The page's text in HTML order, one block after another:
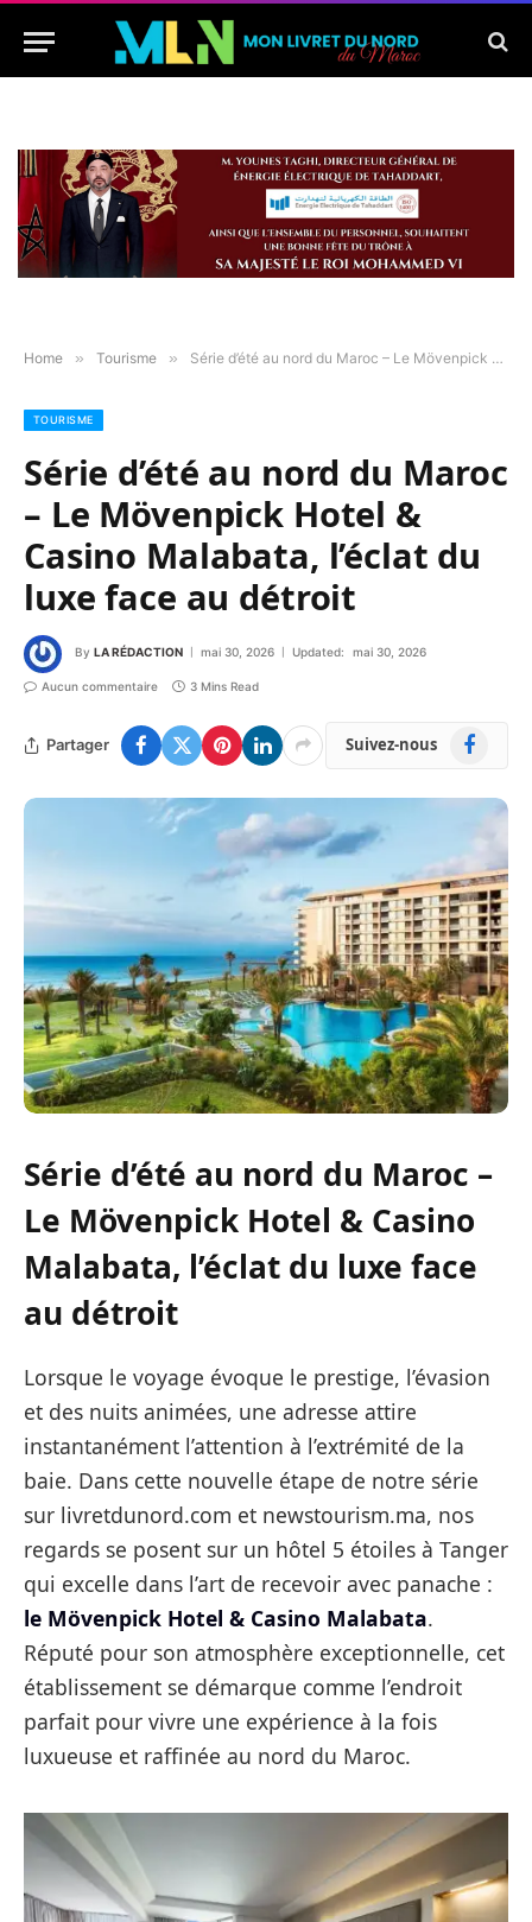
Home » Tourisme » Série d’été au nord du Maroc – Le Mövenpick Hotel & Casino Malabata, l’éclat du luxe face au détroit
TOURISME
Série d’été au nord du Maroc
– Le Mövenpick Hotel &
Casino Malabata, l’éclat du
luxe face au détroit
By LA RÉDACTION mai 30, 2026 Updated: mai 30, 2026
Aucun commentaire 3 Mins Read
Partager Suivez-nous Facebook
Série d’été au nord du Maroc –
Le Mövenpick Hotel & Casino
Malabata, l’éclat du luxe face
au détroit
Lorsque le voyage évoque le prestige, l’évasion
et des nuits animées, une adresse attire
instantanément l’attention à l’extrémité de la
baie. Dans cette nouvelle étape de notre série
sur livretdunord.com et newstourism.ma, nos
regards se posent sur un hôtel 5 étoiles à Tanger
qui excelle dans l’art de recevoir avec panache :
le Mövenpick Hotel & Casino Malabata.
Réputé pour son atmosphère exceptionnelle, cet
établissement se démarque comme l’endroit
parfait pour vivre une expérience à la fois
luxueuse et raffinée au nord du Maroc.